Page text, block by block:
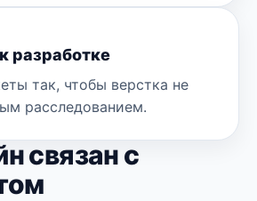
разработке
так, чтобы верстка не
расследованием.
связан с